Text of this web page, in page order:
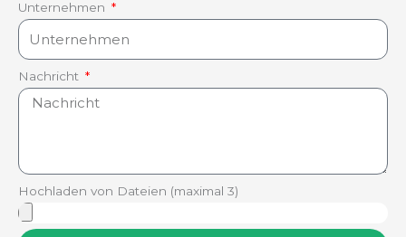
Unternehmen
Nachricht
Hochladen von Dateien (maximal 3)